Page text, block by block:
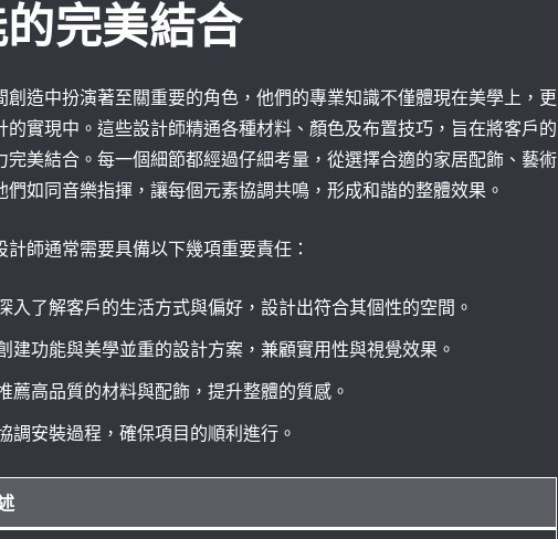
完美結合
創造中扮演著至關重要的角色，他們的專業知識不僅體現在美學上，更
的實現中。這些設計師精通各種材料、顏色及布置技巧，旨在將客戶的
完美結合。每一個細節都經過仔細考量，從選擇合適的家居配飾、藝術
們如同音樂指揮，讓每個元素協調共鳴，形成和諧的整體效果。
師通常需要具備以下幾項重要責任：
入了解客戶的生活方式與偏好，設計出符合其個性的空間。
建功能與美學並重的設計方案，兼顧實用性與視覺效果。
薦高品質的材料與配飾，提升整體的質感。
調安裝過程，確保項目的順利進行。